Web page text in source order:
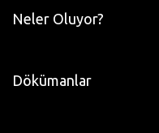
Neler Oluyor?
Dökümanlar